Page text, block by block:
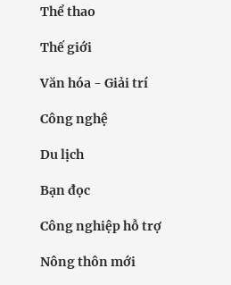
Thể thao
Thế giới
Văn hóa - Giải trí
Công nghệ
Du lịch
Bạn đọc
Công nghiệp hỗ trợ
Nông thôn mới